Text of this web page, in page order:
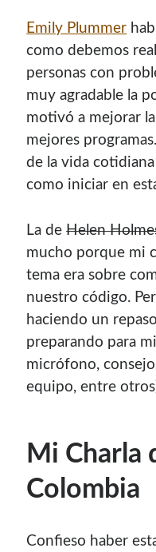
Emily Plummer
como debemos
personas con
muy agradable la
motivó a mejorar
mejores
de la vida
como iniciar en
La deHelen
mucho porque mi
tema era sobre
nuestro código.
haciendo un
preparando para
micrófono,
equipo, entre
Mi Charla
Colombia
Confieso haber